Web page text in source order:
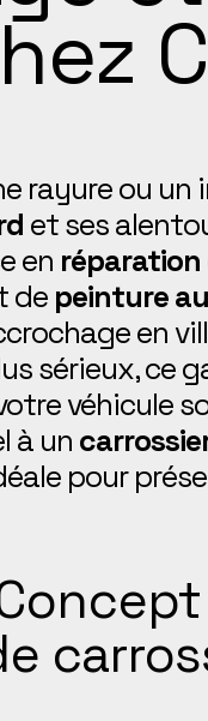
rayure ou
et ses
en réparation
de peinture
en
sérieux, ce
véhicule
à un
pour